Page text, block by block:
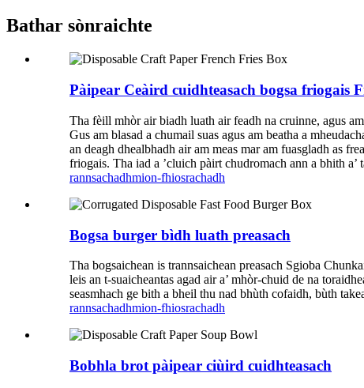
Bathar sònraichte
Pàipear Ceàird cuidhteasach bogsa friogais
Tha fèill mhòr air biadh luath air feadh na cruinne, agus
Gus am blasad a chumail suas agus am beatha a
an deagh dhealbhadh air am meas mar am fuasgladh as
friogais. Tha iad a ’cluich pàirt chudromach ann a bhith
rannsachadhmion-fhiosrachadh
Bogsa burger bìdh luath preasach
Tha bogsaichean is trannsaichean preasach Sgioba
leis an t-suaicheantas agad air a’ mhòr-chuid de na
seasmhach ge bith a bheil thu nad bhùth cofaidh, bùth
rannsachadhmion-fhiosrachadh
Bobhla brot pàipear ciùird cuidhteasach